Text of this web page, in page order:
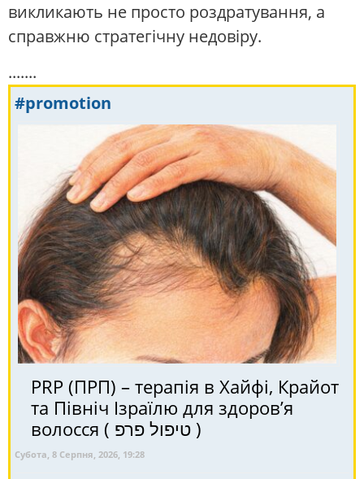
викликають не просто роздратування, а
справжню стратегічну недовіру.
.......
#promotion
PRP (ПРП) – терапія в Хайфі, Крайот
та Північ Ізраїлю для здоров’я
волосся ( טיפול פרפ )
Субота, 8 Серпня, 2026, 19:28